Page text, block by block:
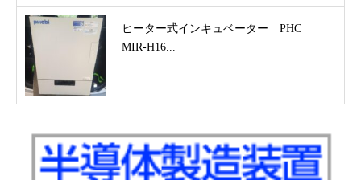
ヒーター式インキュベーター PHC
MIR-H16...